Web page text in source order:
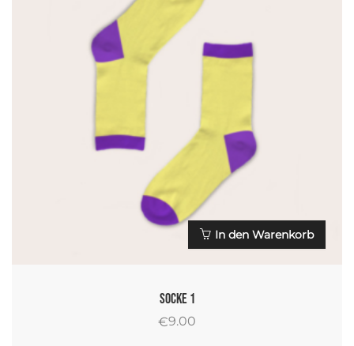
In den Warenkorb
Socke 1
€9.00